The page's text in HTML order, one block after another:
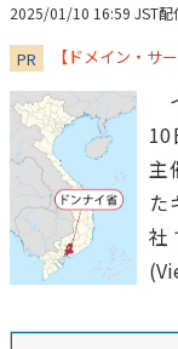
2025/01/10 16:59 JST配
PR 【ドメイン・サ
10
主
た
社